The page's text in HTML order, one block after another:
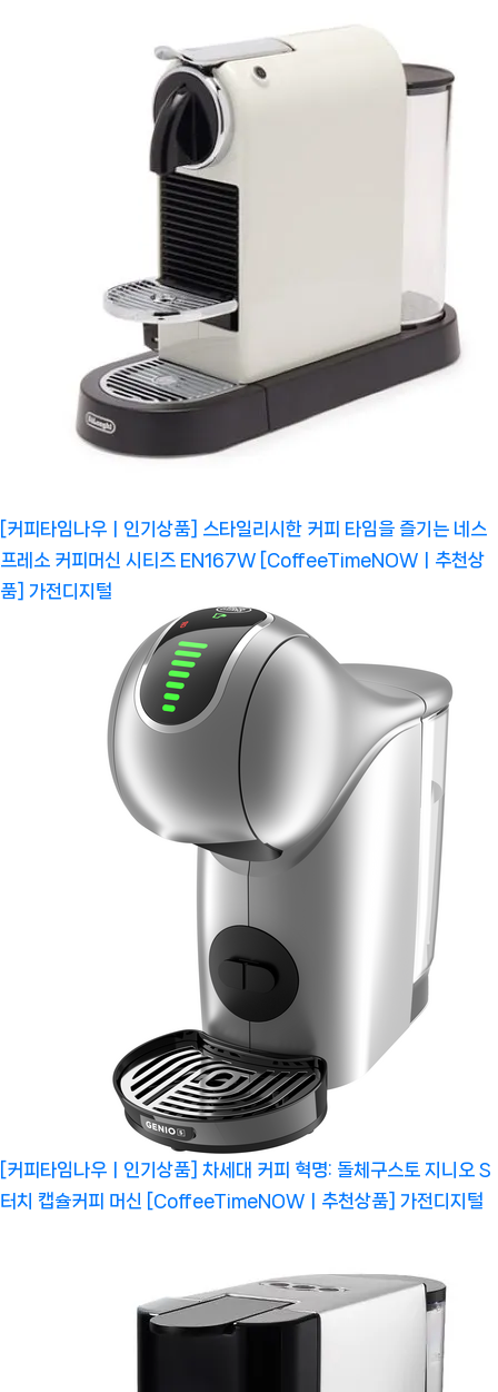
[커피타임나우ㅣ인기상품] 스타일리시한 커피 타임을 즐기는 네스
프레소 커피머신 시티즈 EN167W [CoffeeTimeNOWㅣ추천상
품]
가전디지털
[커피타임나우ㅣ인기상품] 차세대 커피 혁명: 돌체구스토 지니오 S
터치 캡슐커피 머신 [CoffeeTimeNOWㅣ추천상품]
가전디지털